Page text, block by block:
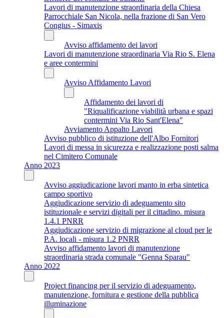
Lavori di manutenzione straordinaria della Chiesa
Parrocchiale San Nicola, nella frazione di San Vero
Congius - Simaxis
Avviso affidamento dei lavori
Lavori di manutenzione straordinaria Via Rio S. Elena
e aree contermini
Avviso Affidamento Lavori
Affidamento dei lavori di
"Riqualificazione viabilità urbana e spazi
contermini Via Rio Sant'Elena"
Avviamento Appalto Lavori
Avviso pubblico di istituzione dell'Albo Fornitori
Lavori di messa in sicurezza e realizzazione posti salma
nel Cimitero Comunale
Anno 2023
Avviso aggiudicazione lavori manto in erba sintetica
campo sportivo
Aggiudicazione servizio di adeguamento sito
istituzionale e servizi digitali per il cittadino. misura
1.4.1 PNRR
Aggiudicazione servizio di migrazione al cloud per le
P.A. locali - misura 1.2 PNRR
Avviso affidamento lavori di manutenzione
straordinaria strada comunale "Genna Sparau"
Anno 2022
Project financing per il servizio di adeguamento,
manutenzione, fornitura e gestione della pubblica
illuminazione